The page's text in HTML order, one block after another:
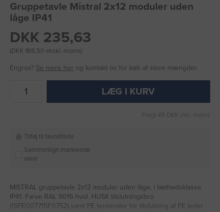
Gruppetavle Mistral 2x12 moduler uden
låge IP41
DKK 235,63
(DKK 188,50 ekskl. moms)
Engros? Se mere her og kontakt os for køb af store mængder.
LÆG I KURV
Fragt 49 DKK inkl. moms
Tilføj til favoritliste
Sammenlign markerede
varer
MISTRAL gruppetavle 2x12 moduler uden låge, i tæthedsklasse
IP41. Farve RAL 9016 hvid. HUSK tilslutningsbro
(1SPE007715F0752) samt PE terminaler for tilslutning af PE leder